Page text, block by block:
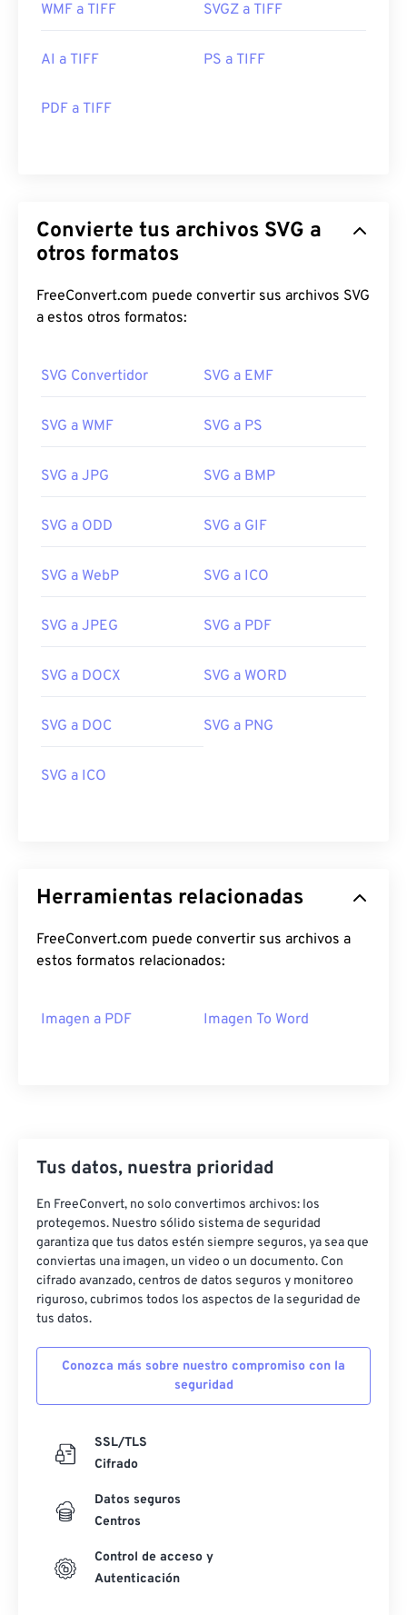
WMF a TIFF SVGZ a TIFF
AI a TIFF PS a TIFF
PDF a TIFF
Convierte tus archivos SVG a
otros formatos
FreeConvert.com puede convertir sus archivos SVG
a estos otros formatos:
SVG Convertidor SVG a EMF
SVG a WMF SVG a PS
SVG a JPG SVG a BMP
SVG a ODD SVG a GIF
SVG a WebP SVG a ICO
SVG a JPEG SVG a PDF
SVG a DOCX SVG a WORD
SVG a DOC SVG a PNG
SVG a ICO
Herramientas relacionadas
FreeConvert.com puede convertir sus archivos a
estos formatos relacionados:
Imagen a PDF Imagen To Word
Tus datos, nuestra prioridad
En FreeConvert, no solo convertimos archivos: los
protegemos. Nuestro sólido sistema de seguridad
garantiza que tus datos estén siempre seguros, ya sea que
conviertas una imagen, un video o un documento. Con
cifrado avanzado, centros de datos seguros y monitoreo
riguroso, cubrimos todos los aspectos de la seguridad de
tus datos.
Conozca más sobre nuestro compromiso con la
seguridad
SSL/TLS
Cifrado
Datos seguros
Centros
Control de acceso y
Autenticación